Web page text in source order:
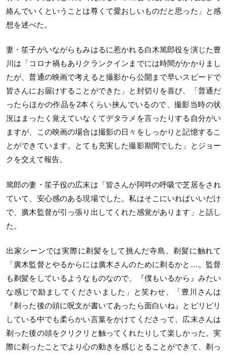
絡んでいくということは尊くて愛おしいものだと思った」と感
想を述べた。
妻・笙子がいながらもみはるに惹かれる白木篤郎役を演じた豊
川は「コロナ禍もありクランクインまでには時間がかかりまし
たが、普通の映画で考えると撮影から公開まで早いスピードで
皆さんにお届けすることができた」と封切りを喜び、「普通だ
ったらほかの作品を2本くらい挟んでいるので、撮影当時の状
況はまったく覚えていなくてデタラメを言ったりする自分がい
ますが、この映画の場合は撮影の日々をしっかりと記憶するこ
とができています。とても充実した撮影期間でした」とジョー
クを交えて報告。
篤郎の妻・笙子役の広末は「皆さんが阿吽の呼吸で芝居をされ
ていて、安心感のある現場でした。私はそこにいればいいだけ
で、廣木監督が引っ張り出してくれた感覚があります」と話し
た。
出家シーンでは実際に剃髪をして挑んだ寺島。剃髪に触れて
「廣木監督とやるからには廣木さんのために剃るかと…。監督
も剃髪をしているようなものなので、『僕もいるから』みたい
な感じで励ましてくださいました」と笑わせ、「豊川さんは
『剃った後の頭に呪文が書いてあったら面白いね』とピリピリ
している中でも柔らかい言葉をかけてくださって、広末さんは
剃った後の頭をクリクリと触ってくれたりして楽しかった。実
際に剃ったことでより心の動きを感じとることができて、剃っ